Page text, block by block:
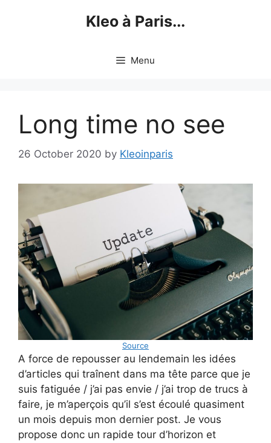
Kleo à Paris...
Menu
Long time no see
26 October 2020 by Kleoinparis
Source
A force de repousser au lendemain les idées
d’articles qui traînent dans ma tête parce que je
suis fatiguée / j’ai pas envie / j’ai trop de trucs à
faire, je m’aperçois qu’il s’est écoulé quasiment
un mois depuis mon dernier post. Je vous
propose donc un rapide tour d’horizon et